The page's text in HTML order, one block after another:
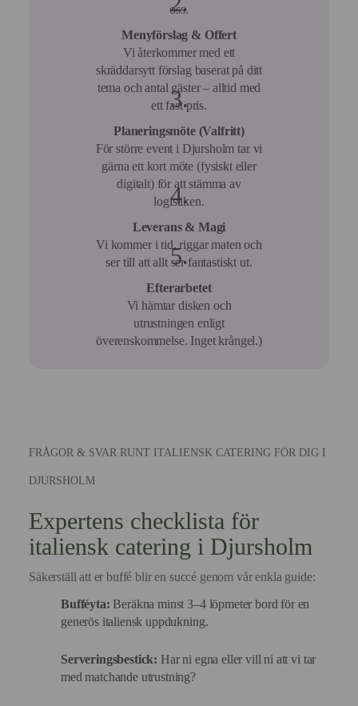
oss.
Menyförslag & Offert
Vi återkommer med ett
skräddarsytt förslag baserat på ditt
tema och antal gäster – alltid med
ett fast pris.
Planeringsmöte (Valfritt)
För större event i Djursholm tar vi
gärna ett kort möte (fysiskt eller
digitalt) för att stämma av
logistiken.
Leverans & Magi
Vi kommer i tid, riggar maten och
ser till att allt ser fantastiskt ut.
Efterarbetet
Vi hämtar disken och
utrustningen enligt
överenskommelse. Inget krångel.)
FRÅGOR & SVAR RUNT ITALIENSK CATERING FÖR DIG I
DJURSHOLM
Expertens checklista för
italiensk catering i Djursholm
Säkerställ att er buffé blir en succé genom vår enkla guide:
Bufféyta: Beräkna minst 3–4 löpmeter bord för en
generös italiensk uppdukning.
Serveringsbestick: Har ni egna eller vill ni att vi tar
med matchande utrustning?